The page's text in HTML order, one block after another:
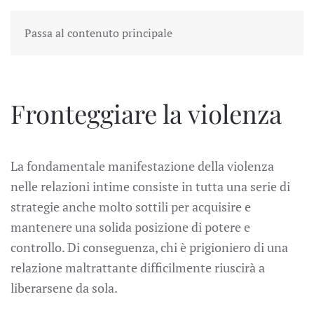
Passa al contenuto principale
Fronteggiare la violenza
La fondamentale manifestazione della violenza
nelle relazioni intime consiste in tutta una serie di
strategie anche molto sottili per acquisire e
mantenere una solida posizione di potere e
controllo.Di conseguenza, chi è prigioniero di una
relazione maltrattante difficilmente riuscirà a
liberarsene da sola.